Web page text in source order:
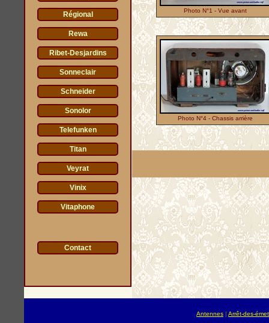
Régional
Rewa
Ribet-Desjardins
Sonneclair
Schneider
Sonolor
Telefunken
Titan
Veyrat
Vinix
Vitaphone
Contact
Photo N°1 - Vue avant
Photo N°4 - Chassis arrière
Antennes | Arrêt-des-